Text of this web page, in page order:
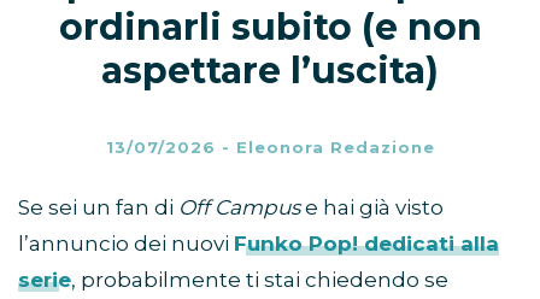
ordinarli subito (e non
aspettare l’uscita)
13/07/2026 - Eleonora Redazione
Se sei un fan di Off Campuse hai già visto
l’annuncio dei nuovi Funko Pop!dedicati alla
serie, probabilmente ti stai chiedendo se